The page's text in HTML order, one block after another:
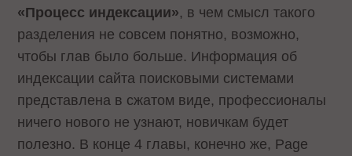
«Процесс индексации», в чем смысл такого
разделения не совсем понятно, возможно,
чтобы глав было больше. Информация об
индексации сайта поисковыми системами
представлена в сжатом виде, профессионалы
ничего нового не узнают, новичкам будет
полезно. В конце 4 главы, конечно же, Page